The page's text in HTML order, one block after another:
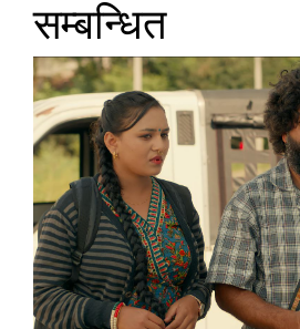
सम्बन्धित